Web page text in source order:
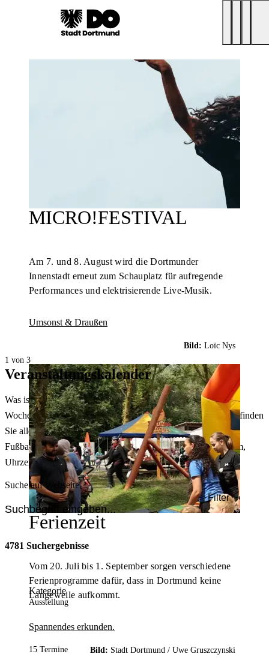
MICRO!FESTIVAL
Am 7. und 8. August wird die Dortmunder
Innenstadt erneut zum Schauplatz für aufregende
Performances und elektrisierende Live-Musik.
Umsonst & Draußen
Bild: Loïc Nys
Ferienzeit
Vom 20. Juli bis 1. September sorgen verschiedene
Ferienprogramme dafür, dass in Dortmund keine
Langeweile aufkommt.
Spannendes erkunden.
Bild: Stadt Dortmund / Uwe Gruszczynski
1 von 3
Veranstaltungskalender
Was ist heute in Dortmund los? Welche Konzerte gibt es am
Wochenende? Im größten Veranstaltungskalender Dortmunds finden
Sie alle Events – von der Stadt- oder Museumsführung übers
Fußballspiel bis zum Flohmarkt. Sie können dabei nach Datum,
Uhrzeit, Ort oder Art der Veranstaltung auswählen. Viel Spaß!
Suche auf Webseite
Filter
4781 Suchergebnisse
Kategorie
Ausstellung
15 Termine